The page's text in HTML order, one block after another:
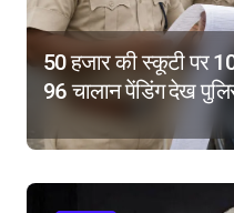
50 हजार की स्कूटी पर
96 चालान पेंडिंग देख